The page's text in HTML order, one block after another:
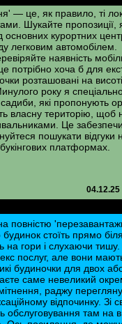
— це, як правило, ті
Шукайте пропозиції,
основних курортних
легковим автомобілем.
наявність
потрібно хоча б для
розташовані на
року я
які пропонують
власну територію, щоб
Це
пошукати відгуки
платформах.
повністю
стоїть прямо біля
на гори і слухаючи
послуг, але вони
будиночки для двох
саме невеликий
раджу
відпочинку. Зі
обслуговування там на